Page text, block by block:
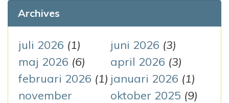
e
f
t
e
r
:
Archives
juli 2026 (1) juni 2026 (3)
maj 2026 (6) april 2026 (3)
februari 2026 (1) januari 2026 (1)
november
oktober 2025 (9)